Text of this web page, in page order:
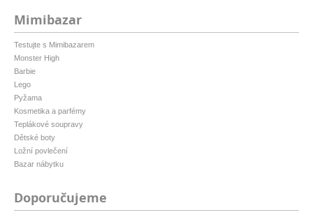
Mimibazar
Testujte s Mimibazarem
Monster High
Barbie
Lego
Pyžama
Kosmetika a parfémy
Teplákové soupravy
Dětské boty
Ložní povlečení
Bazar nábytku
Doporučujeme